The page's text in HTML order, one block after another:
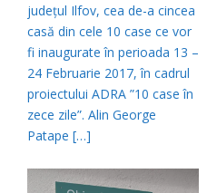
județul Ilfov, cea de-a cincea
casă din cele 10 case ce vor
fi inaugurate în perioada 13 –
24 Februarie 2017, în cadrul
proiectului ADRA ”10 case în
zece zile”. Alin George
Patape […]